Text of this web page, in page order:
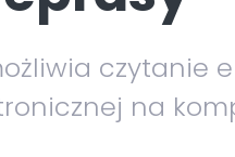
czytanie
na